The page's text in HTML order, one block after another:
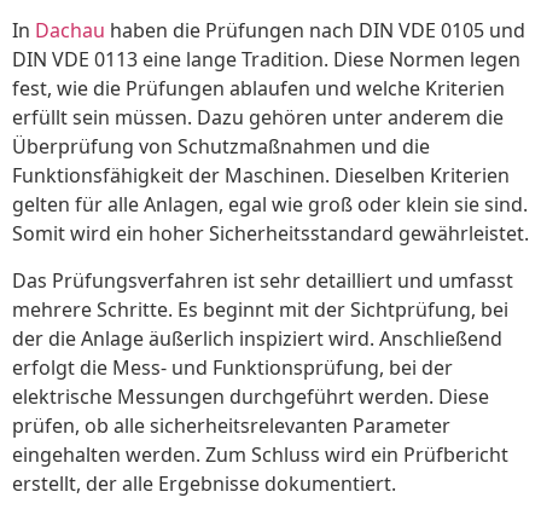
In Dachau haben die Prüfungen nach DIN VDE 0105 und
DIN VDE 0113 eine lange Tradition. Diese Normen legen
fest, wie die Prüfungen ablaufen und welche Kriterien
erfüllt sein müssen. Dazu gehören unter anderem die
Überprüfung von Schutzmaßnahmen und die
Funktionsfähigkeit der Maschinen. Dieselben Kriterien
gelten für alle Anlagen, egal wie groß oder klein sie sind.
Somit wird ein hoher Sicherheitsstandard gewährleistet.
Das Prüfungsverfahren ist sehr detailliert und umfasst
mehrere Schritte. Es beginnt mit der Sichtprüfung, bei
der die Anlage äußerlich inspiziert wird. Anschließend
erfolgt die Mess- und Funktionsprüfung, bei der
elektrische Messungen durchgeführt werden. Diese
prüfen, ob alle sicherheitsrelevanten Parameter
eingehalten werden. Zum Schluss wird ein Prüfbericht
erstellt, der alle Ergebnisse dokumentiert.